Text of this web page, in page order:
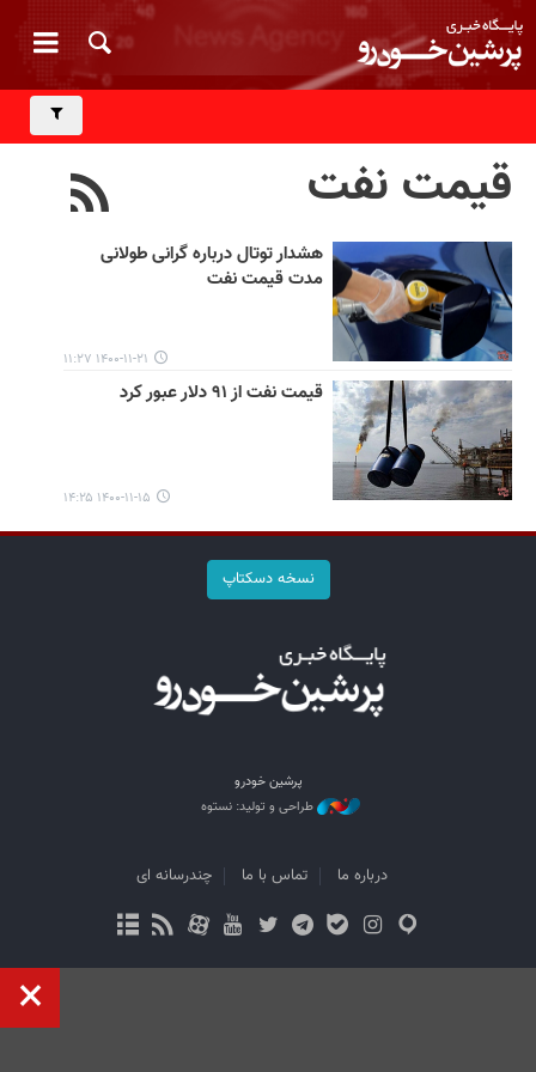
قیمت نفت
هشدار توتال درباره گرانی طولانی
مدت قیمت نفت
۱۴۰۰-۱۱-۲۱ ۱۱:۲۷
قیمت نفت از ۹۱ دلار عبور کرد
۱۴۰۰-۱۱-۱۵ ۱۴:۲۵
نسخه دسکتاپ
پرشین خودرو
طراحی و تولید: نستوه
درباره ما تماس با ما چندرسانه ای